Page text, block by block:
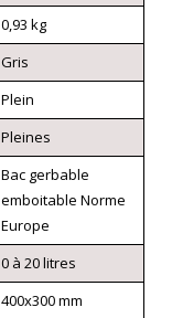
0,93 kg
Gris
Plein
Pleines
Bac gerbable
emboitable Norme
Europe
0 à 20 litres
400x300 mm